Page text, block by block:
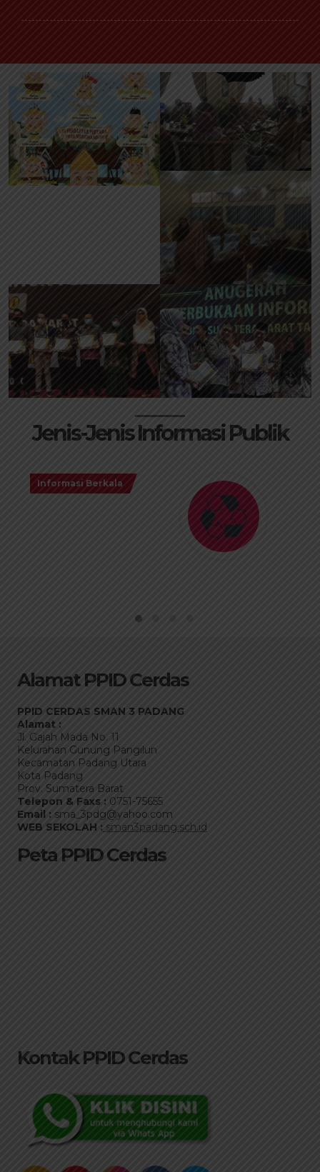
Jenis-Jenis Informasi Publik
Informasi Serta Merta
Alamat PPID Cerdas
PPID CERDAS SMAN 3 PADANG
Alamat :
Jl. Gajah Mada No. 11
Kelurahan Gunung Pangilun
Kecamatan Padang Utara
Kota Padang
Prov. Sumatera Barat
Telepon & Faxs : 0751-75655
Email : sma_3pdg@yahoo.com
WEB SEKOLAH : sman3padang.sch.id
Peta PPID Cerdas
Kontak PPID Cerdas